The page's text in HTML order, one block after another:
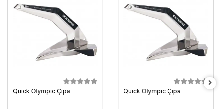
Quick Olympic Çıpa Quick Olympic Çıpa